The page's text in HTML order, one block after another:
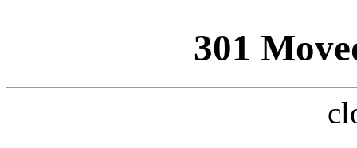
301